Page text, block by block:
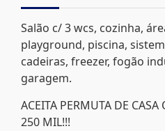
Salão c/ 3 wcs, cozinha,
playground, piscina,
cadeiras, freezer, fogão
garagem.
ACEITA PERMUTA DE CASA
250 MIL!!!